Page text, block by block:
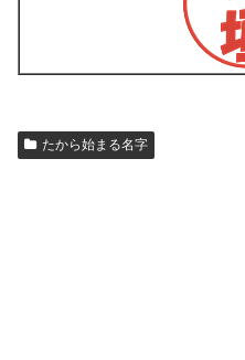
たから始まる名字